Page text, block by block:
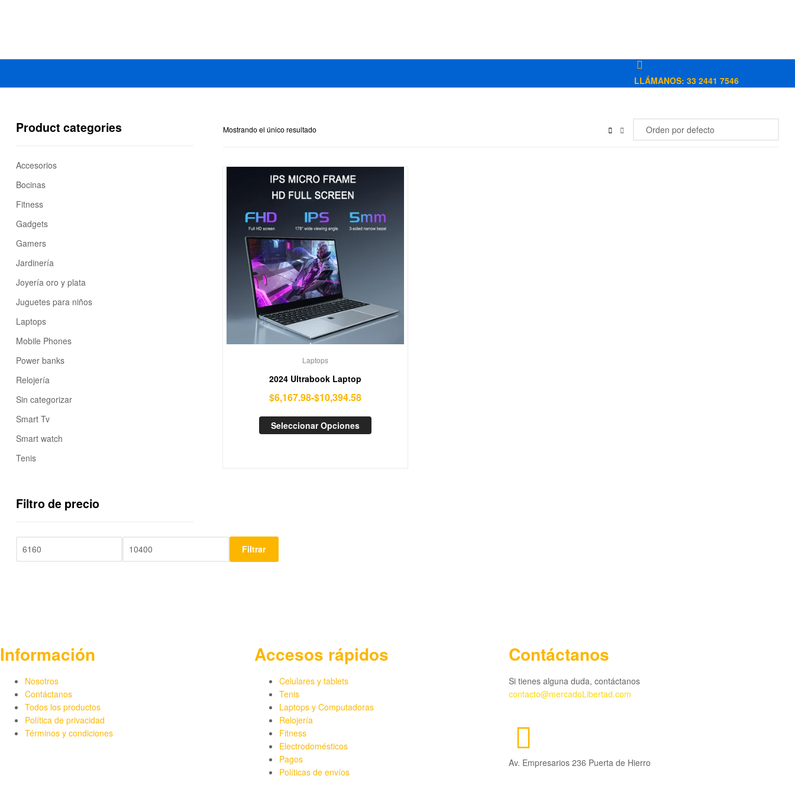
LLÁMANOS: 33 2441 7546
Mostrando el único resultado
Laptops
2024 Ultrabook Laptop
$6,167.98-$10,394.58
Seleccionar Opciones
Product categories
Accesorios
Bocinas
Fitness
Gadgets
Gamers
Jardinería
Joyería oro y plata
Juguetes para niños
Laptops
Mobile Phones
Power banks
Relojería
Sin categorizar
Smart Tv
Smart watch
Tenis
Filtro de precio
Filtrar
Información
Nosotros
Contáctanos
Todos los productos
Política de privacidad
Términos y condiciones
Accesos rápidos
Celulares y tablets
Tenis
Laptops y Computadoras
Relojería
Fitness
Electrodomésticos
Pagos
Políticas de envíos
Contáctanos
Si tienes alguna duda, contáctanos
contacto@mercadoLibertad.com
Av. Empresarios 236 Puerta de Hierro